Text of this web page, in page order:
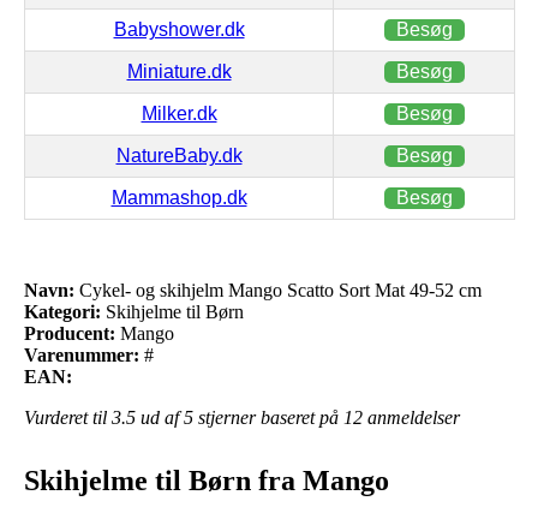
Babyshower.dk Besøg
Miniature.dk Besøg
Milker.dk Besøg
NatureBaby.dk Besøg
Mammashop.dk Besøg
Navn: Cykel- og skihjelm Mango Scatto Sort Mat 49-52 cm
Kategori: Skihjelme til Børn
Producent: Mango
Varenummer: #
EAN:
Vurderet til 3.5 ud af 5 stjerner baseret på 12 anmeldelser
Skihjelme til Børn fra Mango